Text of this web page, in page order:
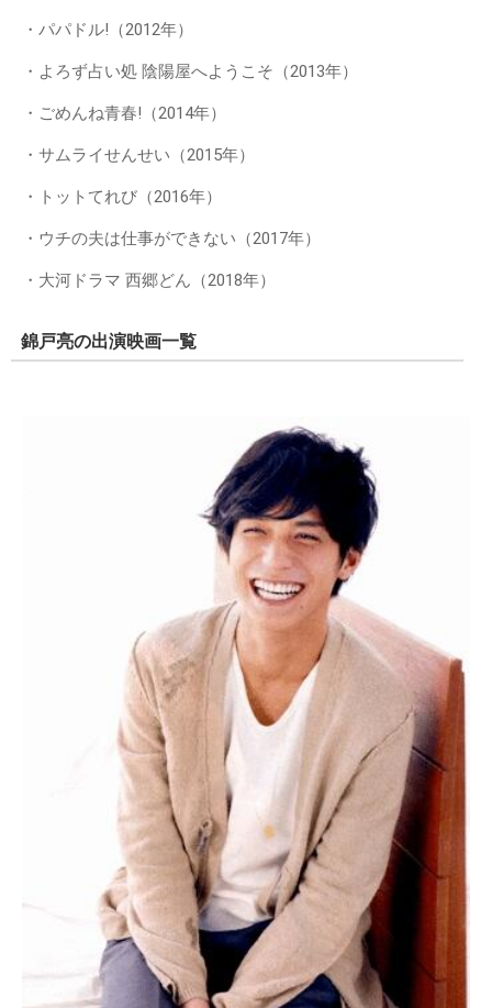
・パパドル!（2012年）
・よろず占い処 陰陽屋へようこそ（2013年）
・ごめんね青春!（2014年）
・サムライせんせい（2015年）
・トットてれび（2016年）
・ウチの夫は仕事ができない（2017年）
・大河ドラマ 西郷どん（2018年）
錦戸亮の出演映画一覧